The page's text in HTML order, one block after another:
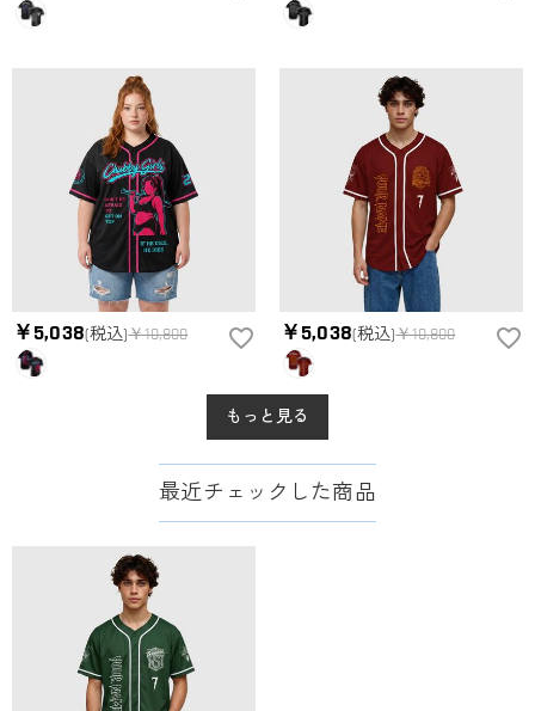
￥5,038(税込)￥10,800 ￥5,038(税込)￥10,800
もっと見る
最近チェックした商品